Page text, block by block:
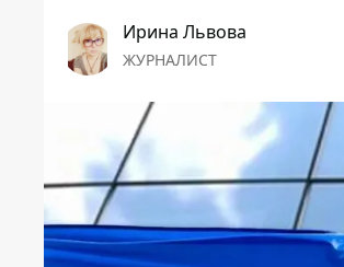
Ирина Львова
ЖУРНАЛИСТ